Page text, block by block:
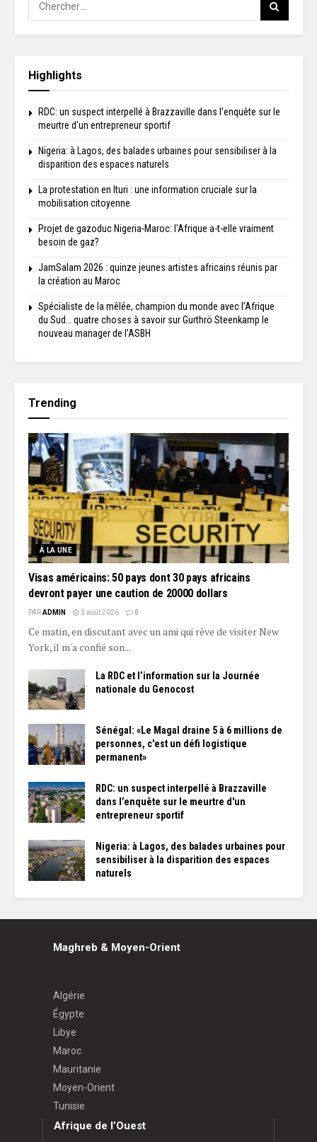
Highlights
RDC: un suspect interpellé à Brazzaville dans l’enquête sur le
meurtre d'un entrepreneur sportif
Nigeria: à Lagos, des balades urbaines pour sensibiliser à la
disparition des espaces naturels
La protestation en Ituri : une information cruciale sur la
mobilisation citoyenne
Projet de gazoduc Nigeria-Maroc: l'Afrique a-t-elle vraiment
besoin de gaz?
JamSalam 2026 : quinze jeunes artistes africains réunis par
la création au Maroc
Spécialiste de la mêlée, champion du monde avec l’Afrique
du Sud… quatre choses à savoir sur Gurthrö Steenkamp le
nouveau manager de l’ASBH
Trending
À LA UNE
Visas américains: 50 pays dont 30 pays africains
devront payer une caution de 20000 dollars
PARADMIN 3 août 2026 0
Ce matin, en discutant avec un ami qui rêve de visiter New
York, il m'a confié son...
La RDC et l’information sur la Journée
nationale du Genocost
Sénégal: «Le Magal draine 5 à 6 millions de
personnes, c'est un défi logistique
permanent»
RDC: un suspect interpellé à Brazzaville
dans l’enquête sur le meurtre d'un
entrepreneur sportif
Nigeria: à Lagos, des balades urbaines pour
sensibiliser à la disparition des espaces
naturels
Maghreb & Moyen-Orient
Algérie
Égypte
Libye
Maroc
Mauritanie
Moyen-Orient
Tunisie
Afrique de l’Ouest